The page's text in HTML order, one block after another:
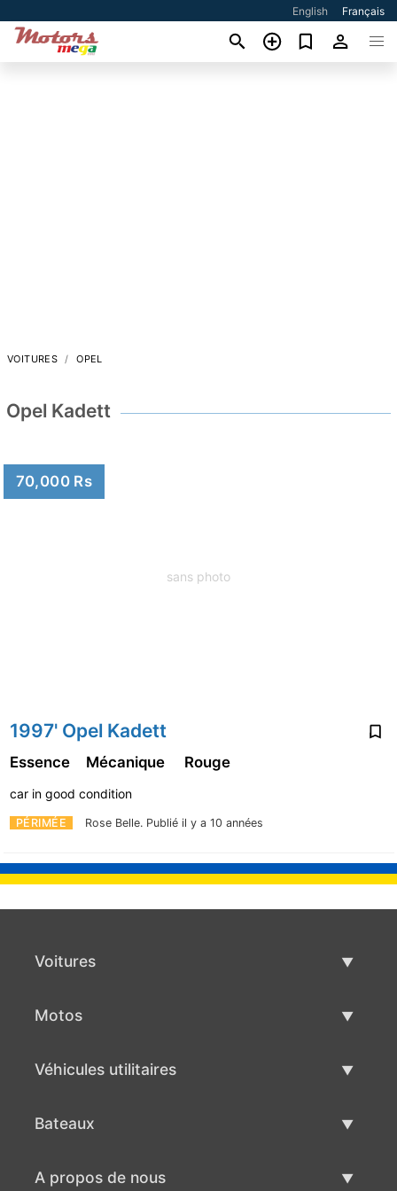
English Français
VOITURES OPEL
Opel Kadett
sans photo
70,000 Rs
1997' Opel Kadett
PÉRIMÉE Rose Belle. Publié il y a 10 années
Essence Mécanique Rouge
car in good condition
Voitures
Motos
Véhicules utilitaires
Bateaux
A propos de nous